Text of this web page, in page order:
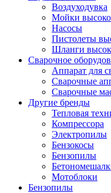
Воздуходувка
Мойки
Насосы
Пистолеты
Шланги
Сварочное
Аппарат для
Сварочные
Сварочные
Другие бренды
Тепловая
Компрессора
Электропилы
Бензокосы
Бензопилы
Мотоблоки
Бензопилы